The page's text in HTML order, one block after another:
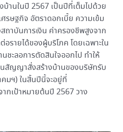
านในปี 2567 เป็นปีที่เต็มไปด้วย
รษฐกิจ อัตราดอกเบี้ย ความเข้ม
ถาบันการเงิน ค่าครองชีพสูงจาก
ายได้ของผู้บริโภค โดยเฉพาะใน
ชะลอการตัดสินใจออกไป ทำให้
สัญญาสั่งสร้างบ้านของบริษัทรับ
มฯ) ในสิ้นปีนี้จะอยู่ที่
กเป้าหมายต้นปี 2567 วาง